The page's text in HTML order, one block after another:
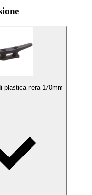
plastica nera 170mm